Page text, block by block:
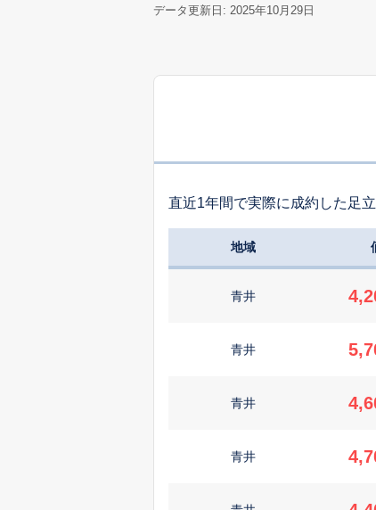
データ更新日: 2025年10月29日
直近1年間で実際に成約した足
地域
青井
青井
青井
青井